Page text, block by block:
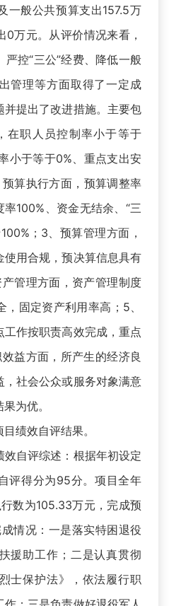
一般公共预算支出157.5万
0万元。从评价情况来看，
控“三公”经费、降低一般
管理等方面取得了一定成
提出了改进措施。主要包
在职人员控制率小于等于
小于等于0%、重点支出安
算执行方面，预算调整率
100%、资金无结余、“三
；3、预算管理方面，
用合规，预决算信息具有
管理方面，资产管理制度
固定资产利用率高；5、
作按职责高效完成，重点
益方面，所产生的经济良
社会公众或服务对象满意
为优。
绩效自评结果。
自评综述：根据年初设定
评得分为95分。项目全年
数为105.33万元，完成预
情况：一是落实特困退役
援助工作；二是认真贯彻
士保护法》，依法履行职